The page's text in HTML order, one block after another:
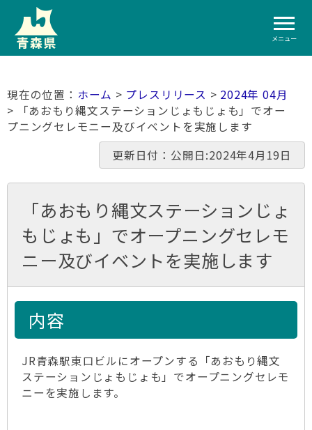
メニュー
ホーム > プレスリリース > 2024年 04月
> 「あおもり縄文ステーションじょもじょも」でオー
プニングセレモニー及びイベントを実施します
更新日付：公開日:2024年4月19日
「あおもり縄文ステーションじょ
もじょも」でオープニングセレモ
ニー及びイベントを実施します
内容
JR青森駅東口ビルにオープンする「あおもり縄文
ステーションじょもじょも」でオープニングセレモ
ニーを実施します。